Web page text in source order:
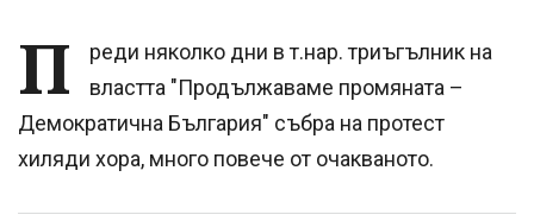
П
реди няколко дни в т.нар. триъгълник на
властта "Продължаваме промяната –
Демократична България" събра на протест
хиляди хора, много повече от очакваното.